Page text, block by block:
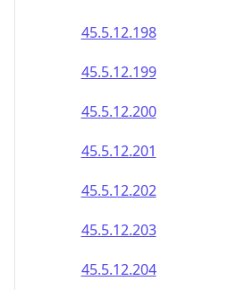
45.5.12.198
45.5.12.199
45.5.12.200
45.5.12.201
45.5.12.202
45.5.12.203
45.5.12.204